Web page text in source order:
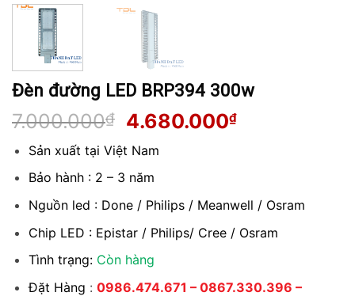
Đèn đường LED BRP394 300w
7.000.000₫
Giá
là:
7.000.000₫.
4.680.000₫Giá
4.680.000₫.
Sản xuất tại Việt Nam
Bảo hành : 2 – 3 năm
Nguồn led : Done / Philips / Meanwell / Osram
Chip LED : Epistar / Philips/ Cree / Osram
Tình trạng: Còn hàng
Đặt Hàng : 0986.474.671 – 0867.330.396 –